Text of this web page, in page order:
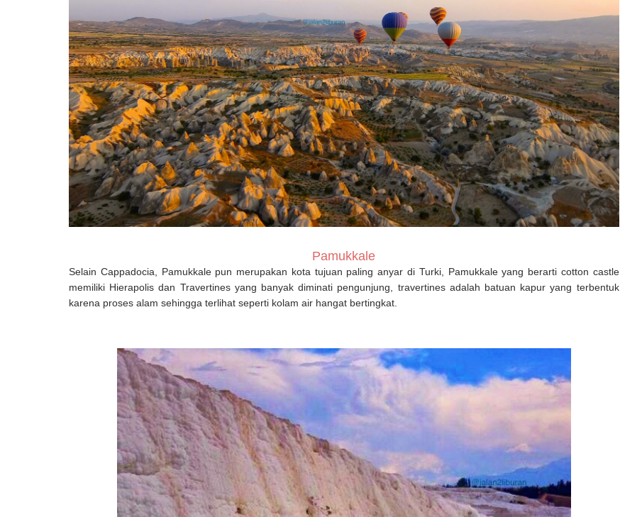
Pamukkale
Selain Cappadocia, Pamukkale pun merupakan kota tujuan paling anyar di Turki, Pamukkale yang berarti cotton castle
memiliki Hierapolis dan Travertines yang banyak diminati pengunjung, travertines adalah batuan kapur yang terbentuk
karena proses alam sehingga terlihat seperti kolam air hangat bertingkat.